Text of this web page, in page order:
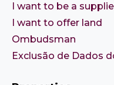
I want to be a
I want to offer land
Ombudsman
Exclusão de Dados